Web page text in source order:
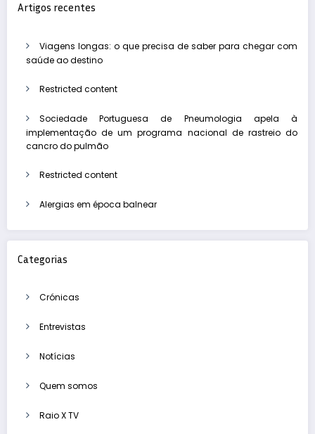
Artigos recentes
Viagens longas: o que precisa de saber para chegar com
saúde ao destino
Restricted content
Sociedade Portuguesa de Pneumologia apela à
implementação de um programa nacional de rastreio do
cancro do pulmão
Restricted content
Alergias em época balnear
Categorias
Crónicas
Entrevistas
Notícias
Quem somos
Raio X TV